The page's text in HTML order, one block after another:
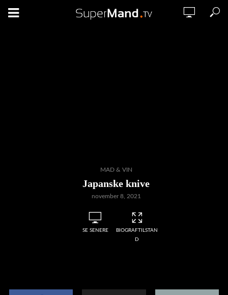
MAD & VIN
Japanske knive
november 8, 2021
SE SENERE
BIOGRAFTILSTAN
D